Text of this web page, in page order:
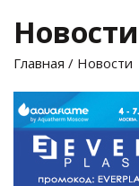
Новости
Главная / Новости